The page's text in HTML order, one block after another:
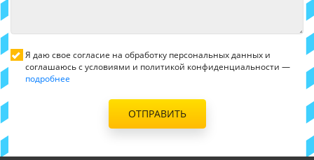
Я даю свое согласие на обработку персональных данных и
соглашаюсь с условиями и политикой конфиденциальности —
подробнее
ОТПРАВИТЬ